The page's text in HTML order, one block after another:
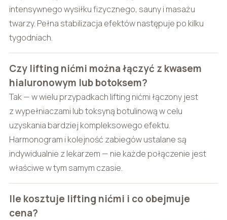
intensywnego wysiłku fizycznego, sauny i masażu
twarzy. Pełna stabilizacja efektów następuje po kilku
tygodniach.
Czy lifting nićmi można łączyć z kwasem
hialuronowym lub botoksem?
Tak — w wielu przypadkach lifting nićmi łączony jest
z wypełniaczami lub toksyną botulinową w celu
uzyskania bardziej kompleksowego efektu.
Harmonogram i kolejność zabiegów ustalane są
indywidualnie z lekarzem — nie każde połączenie jest
właściwe w tym samym czasie.
Ile kosztuje lifting nićmi i co obejmuje
cena?